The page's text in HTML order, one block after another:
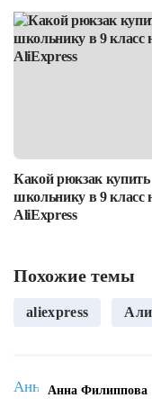
Какой рюкзак купить
школьнику в 9 класс
AliExpress
Похожие темы
aliexpress
Анна Филиппова